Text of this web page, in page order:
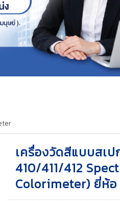
เครื่องวัดสีแบบสเ
410/411/412
Colorimeter) ยี่ห้อ